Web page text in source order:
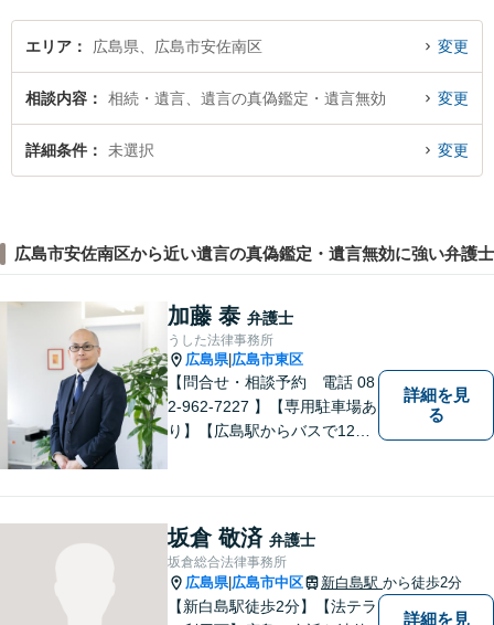
します。
エリア
広島県、広島市安佐南区 変更
相談内容 相続・遺言、遺言の真偽鑑定・遺言無効 変更
詳細条件 未選択 変更
広島市安佐南区から近い遺言の真偽鑑定・遺言無効に強い弁護士
加藤 泰 弁護士
うした法律事務所
広島県| 広島市東区
【問合せ・相談予約 電話 08
2-962-7227 】【専用駐車場あ
り】【広島駅からバスで12
もお気軽に上記電話番号まで
お電話ください。
詳細を見
る
坂倉 敬済 弁護士
坂倉総合法律事務所
広島県| 広島市中区 新白島駅 から徒歩2分
【新白島駅徒歩2分】【法テラ
詳細を見